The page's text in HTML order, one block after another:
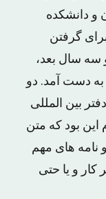
و دانشکده
گرفتن
سه سال بعد،
به دست آمد. دو
بین المللی
بود که متن
نامه های مهم
کار و یا حتی